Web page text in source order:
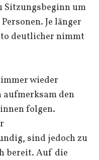
Sitzungsbeginn um
Je länger
deutlicher nimmt
wieder
aufmerksam den
folgen.
sind jedoch zu
bereit. Auf die